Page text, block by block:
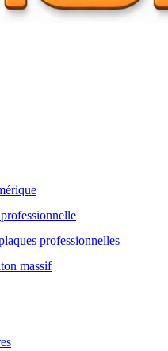
professionnelles
massif